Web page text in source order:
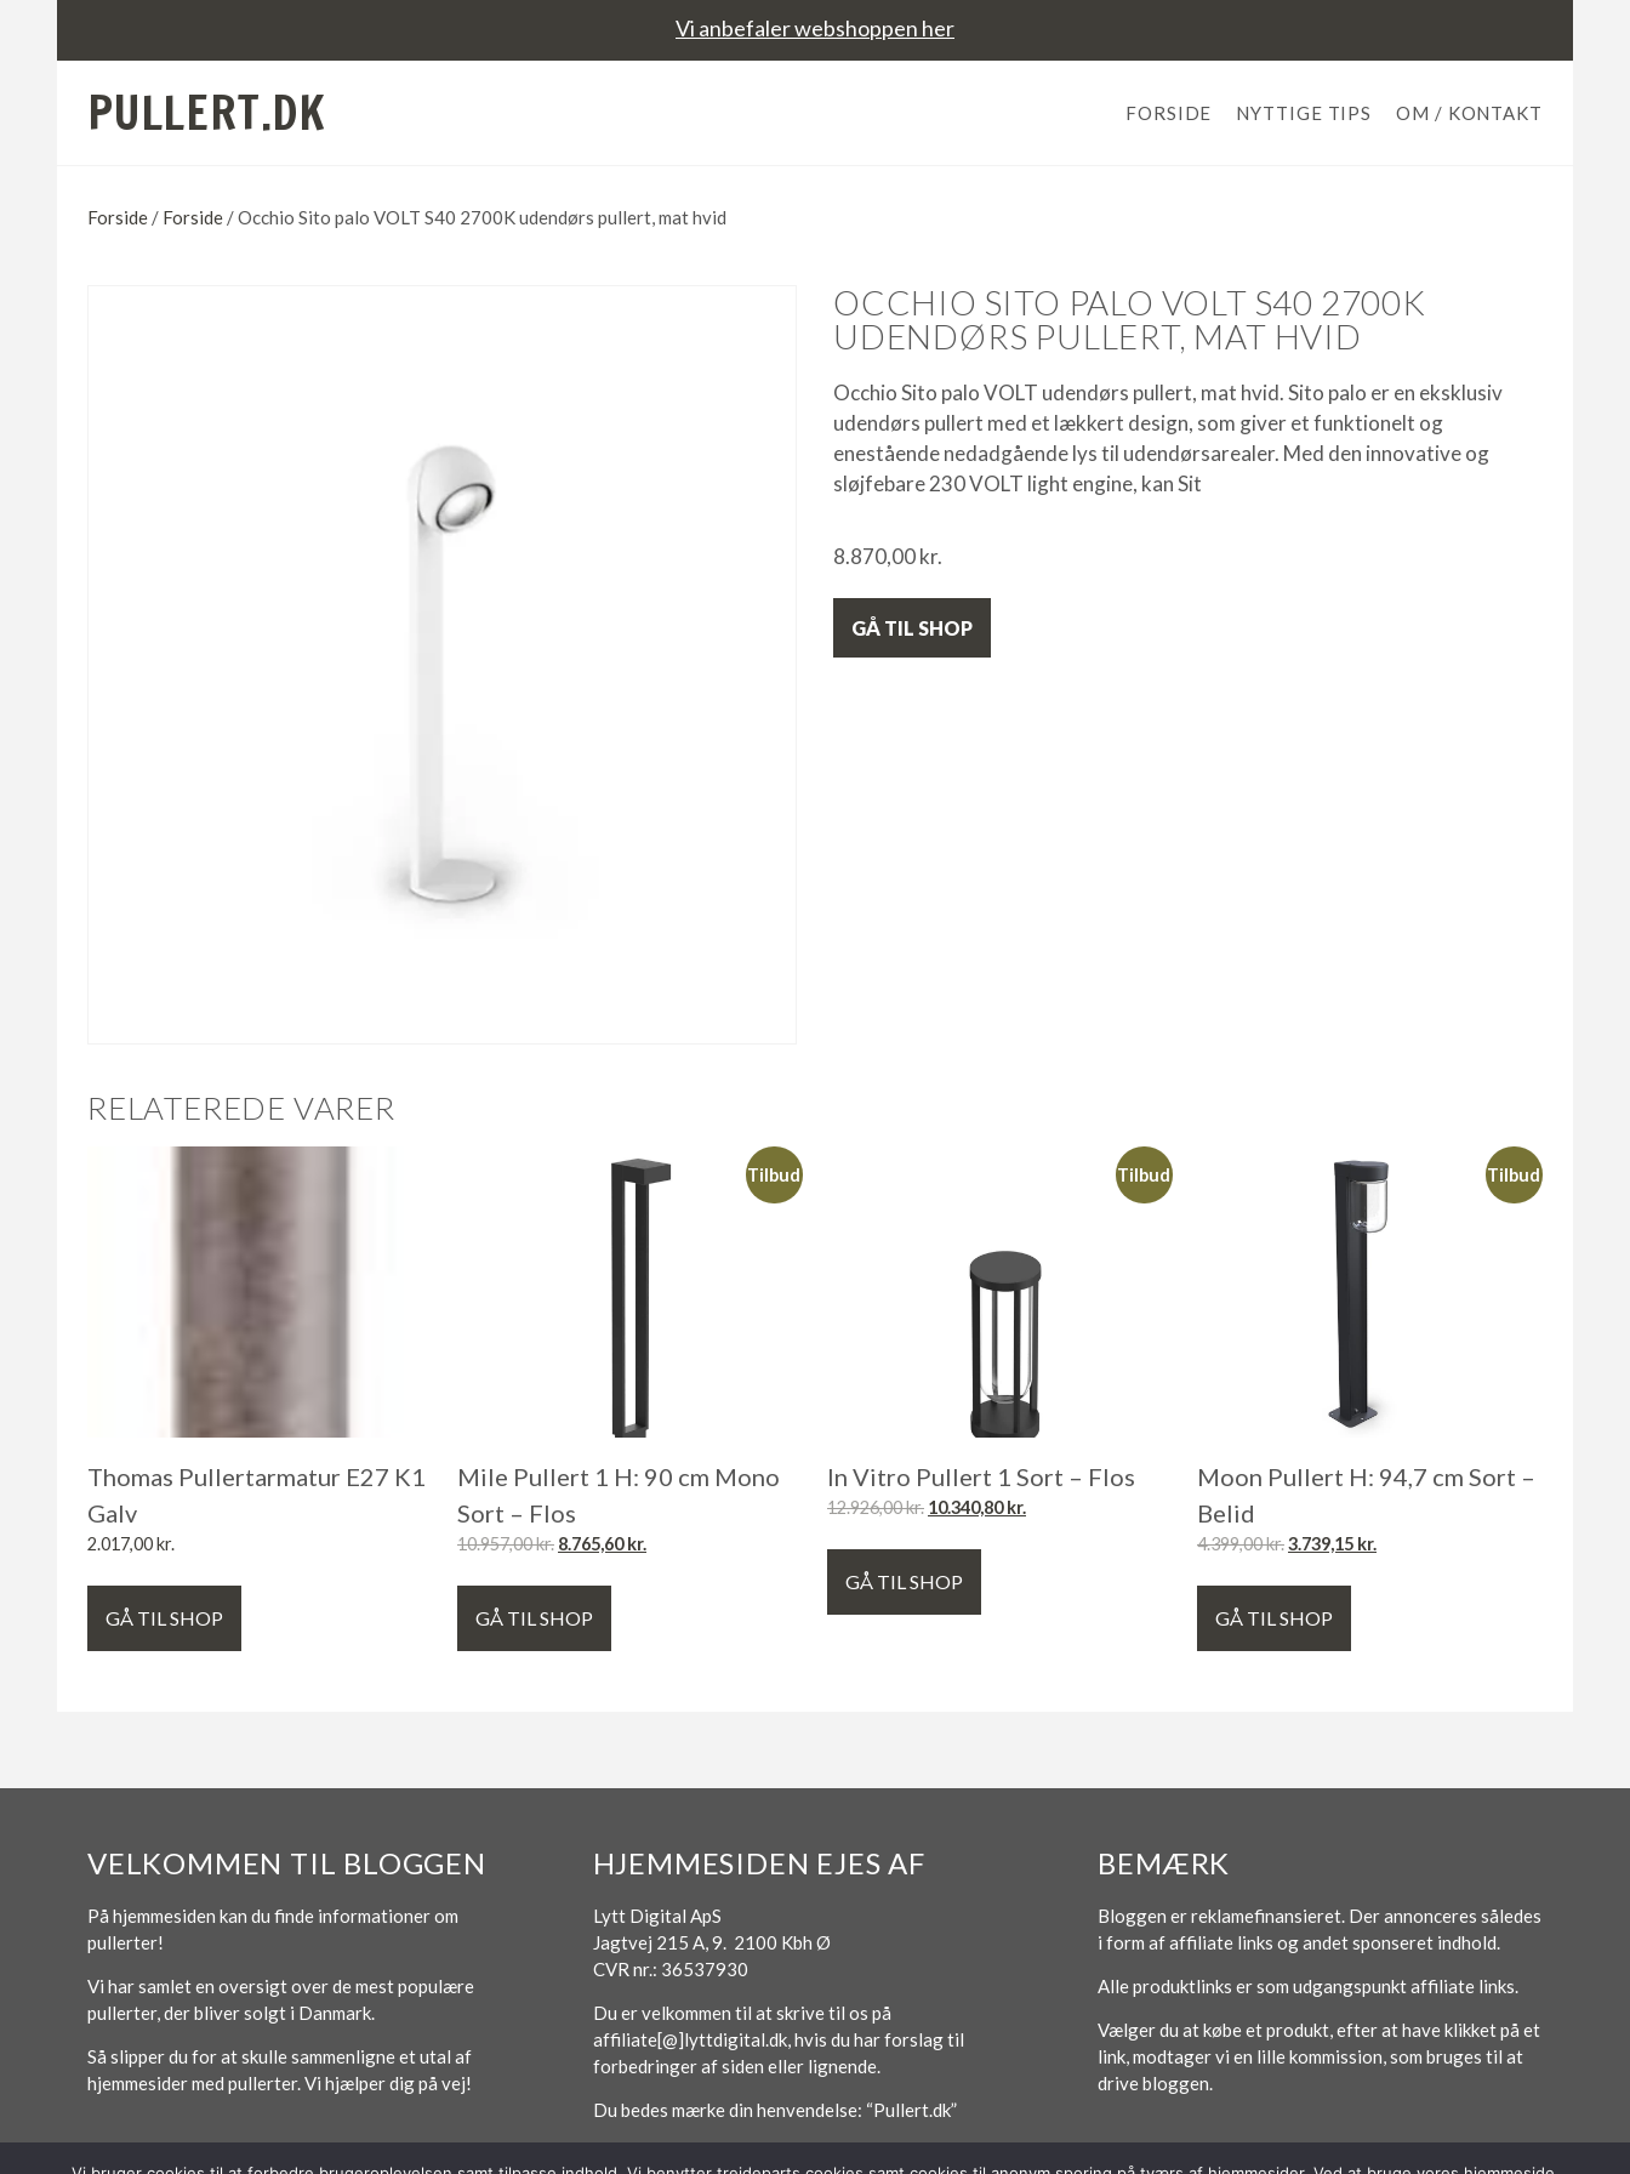
Vi anbefaler webshoppen her
PULLERT.DK FORSIDE NYTTIGE TIPS OM / KONTAKT
Forside / Forside / Occhio Sito palo VOLT S40 2700K udendørs pullert, mat hvid
OCCHIO SITO PALO VOLT S40 2700K
UDENDØRS PULLERT, MAT HVID
Occhio Sito palo VOLT udendørs pullert, mat hvid. Sito palo er en eksklusiv
udendørs pullert med et lækkert design, som giver et funktionelt og
enestående nedadgående lys til udendørsarealer. Med den innovative og
sløjfebare 230 VOLT light engine, kan Sit
8.870,00kr.
GÅ TIL SHOP
RELATEREDE VARER
Thomas Pullertarmatur E27 K1
Galv
2.017,00kr.
GÅ TIL SHOP
Tilbud
Mile Pullert 1 H: 90 cm Mono
Sort – Flos
10.957,00kr. 8.765,60kr.
GÅ TIL SHOP
Tilbud
In Vitro Pullert 1 Sort – Flos
12.926,00kr. 10.340,80kr.
GÅ TIL SHOP
Tilbud
Moon Pullert H: 94,7 cm Sort –
Belid
4.399,00kr.3.739,15 kr.
GÅ TIL SHOP
VELKOMMEN TIL BLOGGEN
På hjemmesiden kan du finde informationer om
pullerter!
Vi har samlet en oversigt over de mest populære
pullerter, der bliver solgt i Danmark.
Så slipper du for at skulle sammenligne et utal af
hjemmesider med pullerter. Vi hjælper dig på vej!
HJEMMESIDEN EJES AF
Lytt Digital ApS
Jagtvej 215 A, 9. 2100 Kbh Ø
CVR nr.: 36537930
Du er velkommen til at skrive til os på
affiliate[@]lyttdigital.dk, hvis du har forslag til
forbedringer af siden eller lignende.
Du bedes mærke din henvendelse: “Pullert.dk”
BEMÆRK
Bloggen er reklamefinansieret. Der annonceres således
i form af affiliate links og andet sponseret indhold.
Alle produktlinks er som udgangspunkt affiliate links.
Vælger du at købe et produkt, efter at have klikket på et
link, modtager vi en lille kommission, som bruges til at
drive bloggen.